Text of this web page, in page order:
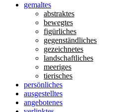
gemaltes
abstraktes
bewegtes
figürliches
gegenständliches
gezeichnetes
landschaftliches
meeriges
tierisches
persönliches
ausgestelltes
angebotenes